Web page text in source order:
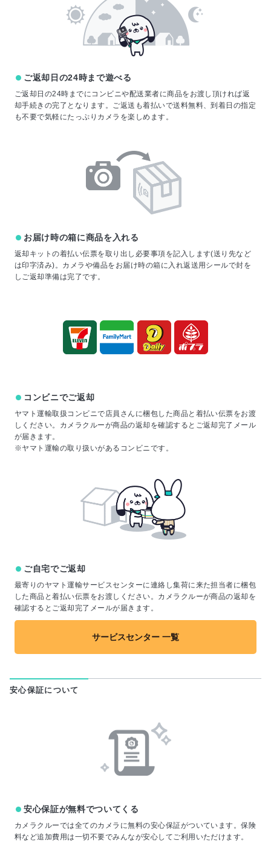
ご返却日の24時まで遊べる
ご返却日の24時までにコンビニや配送業者に商品をお渡し頂ければ返
却手続きの完了となります。ご返送も着払いで送料無料、到着日の指定
も不要で気軽にたっぷりカメラを楽しめます。
お届け時の箱に商品を入れる
返却キットの着払い伝票を取り出し必要事項を記入します(送り先など
は印字済み)。カメラや備品をお届け時の箱に入れ返送用シールで封を
しご返却準備は完了です。
コンビニでご返却
ヤマト運輸取扱コンビニで店員さんに梱包した商品と着払い伝票をお渡
しください。カメラクルーが商品の返却を確認するとご返却完了メール
が届きます。
※ヤマト運輸の取り扱いがあるコンビニです。
ご自宅でご返却
最寄りのヤマト運輸サービスセンターに連絡し集荷に来た担当者に梱包
した商品と着払い伝票をお渡しください。カメラクルーが商品の返却を
確認するとご返却完了メールが届きます。
サービスセンター 一覧
安心保証について
安心保証が無料でついてくる
カメラクルーでは全てのカメラに無料の安心保証がついています。保険
料など追加費用は一切不要でみんなが安心してご利用いただけます。